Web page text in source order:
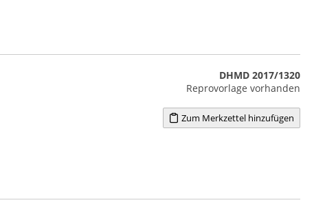
DHMD 2017/1320
Reprovorlage vorhanden
Zum Merkzettel hinzufügen